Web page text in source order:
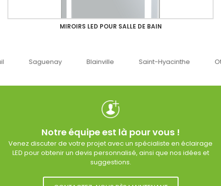
MIROIRS LED POUR SALLE DE BAIN
Blainville Saint-Hyacinthe Ottawa
Notre équipe est là pour vous !
Venez discuter de votre projet avec un spécialiste en éclairage
LED pour obtenir un devis personnalisé, ainsi que nos idées et
suggestions.